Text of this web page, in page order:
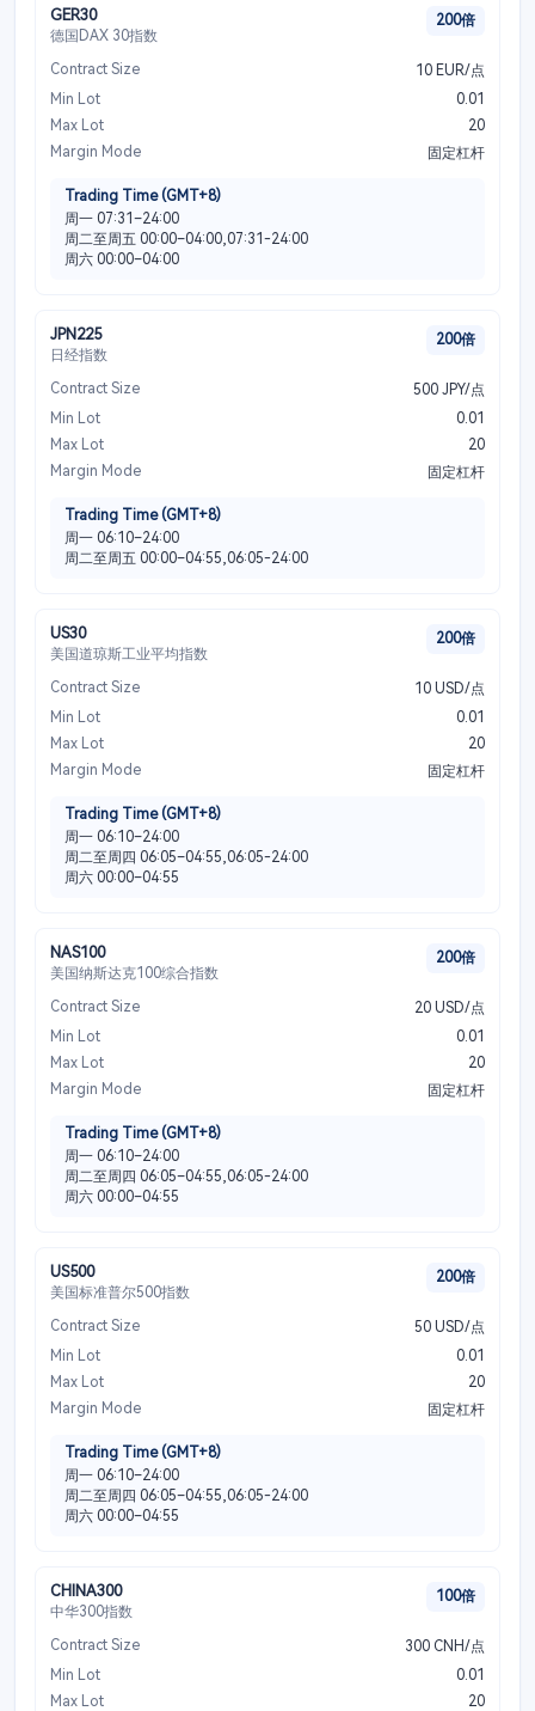
GER30
德国DAX 30指数
200倍
Contract Size
10 EUR/点
Min Lot
0.01
Max Lot
20
Margin Mode
固定杠杆
Trading Time (GMT+8)
周一 07:31–24:00
周二至周五 00:00–04:00,07:31-24:00
周六 00:00–04:00
JPN225
日经指数
200倍
Contract Size
500 JPY/点
Min Lot
0.01
Max Lot
20
Margin Mode
固定杠杆
Trading Time (GMT+8)
周一 06:10–24:00
周二至周五 00:00–04:55,06:05-24:00
US30
美国道琼斯工业平均指数
200倍
Contract Size
10 USD/点
Min Lot
0.01
Max Lot
20
Margin Mode
固定杠杆
Trading Time (GMT+8)
周一 06:10–24:00
周二至周四 06:05–04:55,06:05-24:00
周六 00:00–04:55
NAS100
美国纳斯达克100综合指数
200倍
Contract Size
20 USD/点
Min Lot
0.01
Max Lot
20
Margin Mode
固定杠杆
Trading Time (GMT+8)
周一 06:10–24:00
周二至周四 06:05–04:55,06:05-24:00
周六 00:00–04:55
US500
美国标准普尔500指数
200倍
Contract Size
50 USD/点
Min Lot
0.01
Max Lot
20
Margin Mode
固定杠杆
Trading Time (GMT+8)
周一 06:10–24:00
周二至周四 06:05–04:55,06:05-24:00
周六 00:00–04:55
CHINA300
中华300指数
100倍
Contract Size
300 CNH/点
Min Lot
0.01
Max Lot
20